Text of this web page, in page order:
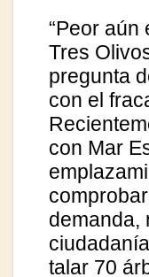
“Peor aún
Tres
pregunta
con el
con Mar
demanda,
talar 70